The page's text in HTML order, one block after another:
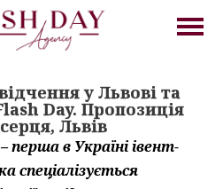
у Львові та
Day. Пропозиція
Львів
перша в Україні івент-
спеціалізується